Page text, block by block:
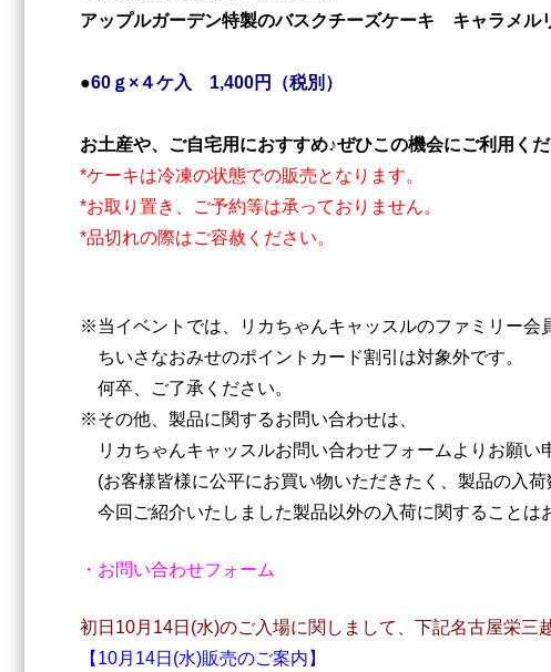
アップルガーデン特製のバスクチーズケーキ キャラメル
●60ｇ×４ケ入 1,400円（税別）
お土産や、ご自宅用におすすめ♪ぜひこの機会にご利用く
*ケーキは冷凍の状態での販売となります。
*お取り置き、ご予約等は承っておりません。
*品切れの際はご容赦ください。
※当イベントでは、リカちゃんキャッスルのファミリー会
ちいさなおみせのポイントカード割引は対象外です。
何卒、ご了承ください。
※その他、製品に関するお問い合わせは、
リカちゃんキャッスルお問い合わせフォームよりお願い
(お客様皆様に公平にお買い物いただきたく、製品の入荷
今回ご紹介いたしました製品以外の入荷に関することは
・お問い合わせフォーム
初日10月14日(水)のご入場に関しまして、下記名古屋栄三
【10月14日(水)販売のご案内】